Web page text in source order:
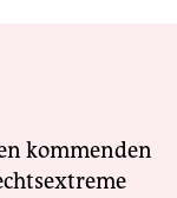
kommenden